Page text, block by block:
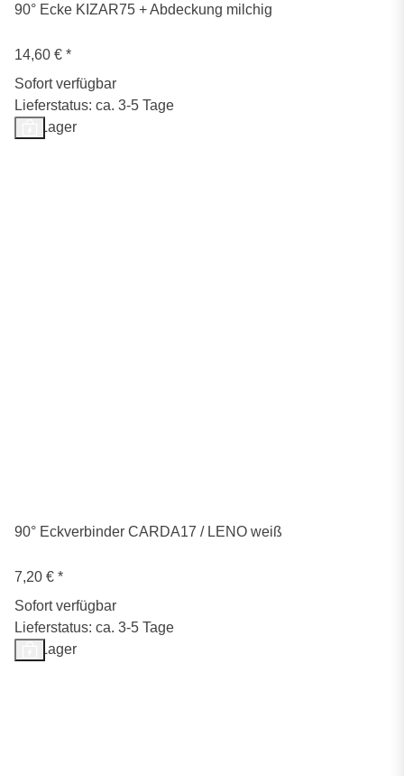
90° Ecke KIZAR75 + Abdeckung milchig
14,60 € *
Sofort verfügbar
Lieferstatus: ca. 3-5 Tage
Auf Lager
90° Eckverbinder CARDA17 / LENO weiß
7,20 € *
Sofort verfügbar
Lieferstatus: ca. 3-5 Tage
Auf Lager